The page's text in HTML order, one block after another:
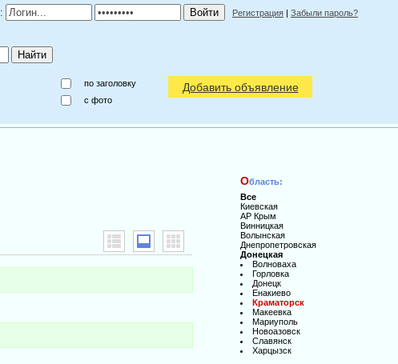
Регистрация | Забыли пароль?
по заголовку
c фото
Добавить объявление
Область:
Все
Киевская
АР Крым
Винницкая
Волынская
Днепропетровская
Донецкая
Волноваха
Горловка
Донецк
Енакиево
Краматорск
Макеевка
Мариуполь
Новоазовск
Славянск
Харцызск